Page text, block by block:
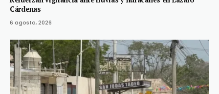
Cárdenas
6 agosto, 2026